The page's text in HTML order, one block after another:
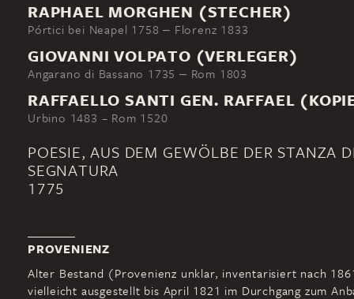
RAPHAEL MORGHEN (STECHER)
Pórtici bei Neapel 1758 ‒ Florenz 1833
GIOVANNI VOLPATO (VERLEGER)
Angarano di Bassano 1735 ‒ Rom 1803
RAFFAELLO SANTI GEN. RAFFAEL
Urbino 1483 – Rom 1520
POESIE, AUS DEM GEWÖLBE DER STANZA
SEGNATURA
1775
PROVENIENZ
Alter Bestand (Provenienz unklar, inventarisiert nach
vielleicht ausgestellt bis April 1821 im Durchgang zum